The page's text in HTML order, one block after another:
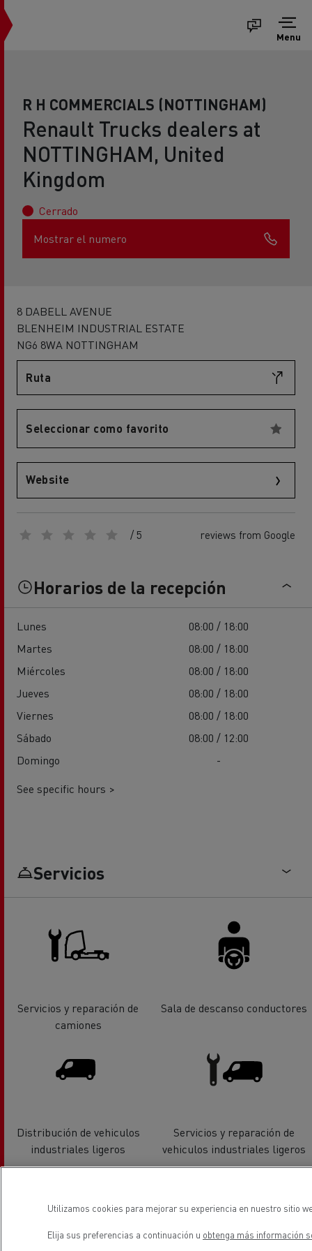
Menu
R H COMMERCIALS (NOTTINGHAM)
Renault Trucks dealers at
NOTTINGHAM, United
Kingdom
Cerrado
Mostrar el numero
8 DABELL AVENUE
BLENHEIM INDUSTRIAL ESTATE
NG6 8WA NOTTINGHAM
Ruta
Seleccionar como favorito
Website
/ 5 reviews from Google
Horarios de la recepción
Lunes
08:00 / 18:00
Martes
08:00 / 18:00
Miércoles
08:00 / 18:00
Jueves
08:00 / 18:00
Viernes
08:00 / 18:00
Sábado
08:00 / 12:00
Domingo
-
See specific hours >
Servicios
Servicios y reparación de
camiones
Sala de descanso conductores
Distribución de vehiculos
industriales ligeros
Servicios y reparación de
vehiculos industriales ligeros
Utilizamos cookies para mejorar su experiencia en nuestro sitio
Elija sus preferencias a continuación u obtenga más información